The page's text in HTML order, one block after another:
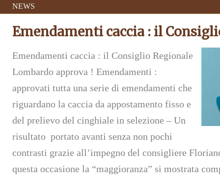
NEWS
Emendamenti caccia : il
Emendamenti caccia : il Consiglio Regionale
Lombardo approva ! Emendamenti :
approvati tutta una serie di emendamenti che
riguardano la caccia da appostamento fisso e
del prelievo del cinghiale in selezione – Un
risultato portato avanti senza non pochi
contrasti grazie all’impegno del consigliere
questa occasione la “maggioranza” si mostrata